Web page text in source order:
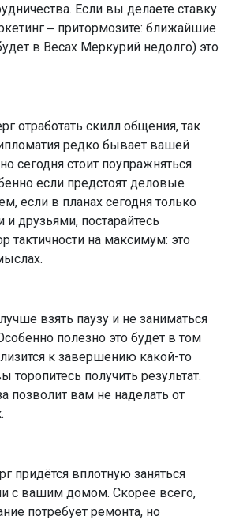
Если вы делаете ставку
‒ притормозите: ближайшие
в Весах Меркурий недолго) это
отработать скилл общения, так
редко бывает вашей
сегодня стоит поупражняться
если предстоят деловые
если в планах сегодня только
друзьями, постарайтесь
тактичности на максимум: это
взять паузу и не заниматься
полезно это будет в том
к завершению какой-то
торопитесь получить результат.
позволит вам не наделать от
придётся вплотную заняться
с вашим домом. Скорее всего,
потребует ремонта, но